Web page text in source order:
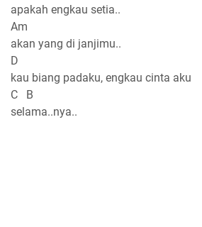
apakah engkau setia..
Am
akan yang di janjimu..
D
kau biang padaku, engkau cinta aku
C B
selama..nya..